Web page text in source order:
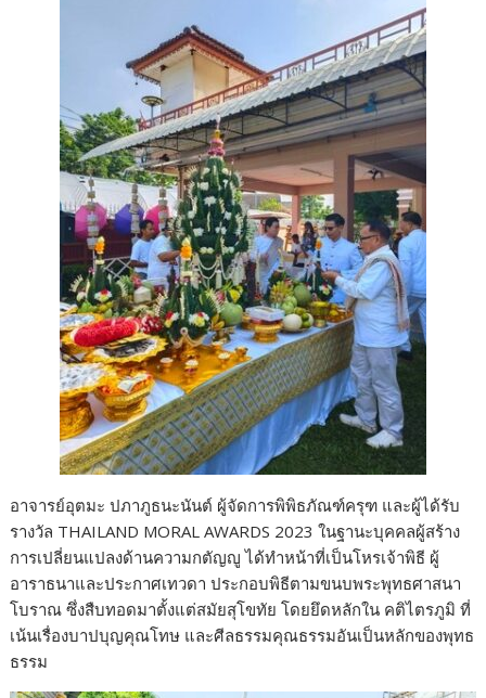
อาจารย์อุตมะ ปภาภูธนะนันต์ ผู้จัดการพิพิธภัณฑ์ครุฑ และผู้ได้รับ
รางวัล THAILAND MORAL AWARDS 2023 ในฐานะบุคคลผู้สร้าง
การเปลี่ยนแปลงด้านความกตัญญู ได้ทำหน้าที่เป็นโหรเจ้าพิธี ผู้
อาราธนาและประกาศเทวดา ประกอบพิธีตามขนบพระพุทธศาสนา
โบราณ ซึ่งสืบทอดมาตั้งแต่สมัยสุโขทัย โดยยึดหลักใน คติไตรภูมิ ที่
เน้นเรื่องบาปบุญคุณโทษ และศีลธรรมคุณธรรมอันเป็นหลักของพุทธ
ธรรม